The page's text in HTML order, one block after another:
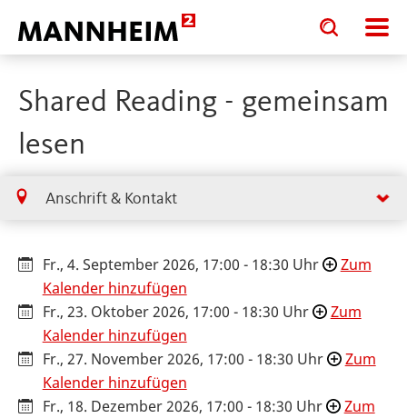
Toggle
search
input
Toggle
search
input
Shared Reading - gemeinsam
lesen
Anschrift & Kontakt
Fr., 4. September 2026, 17:00 - 18:30 Uhr
Zum
Kalender hinzufügen
Fr., 23. Oktober 2026, 17:00 - 18:30 Uhr
Zum
Kalender hinzufügen
Fr., 27. November 2026, 17:00 - 18:30 Uhr
Zum
Kalender hinzufügen
Fr., 18. Dezember 2026, 17:00 - 18:30 Uhr
Zum